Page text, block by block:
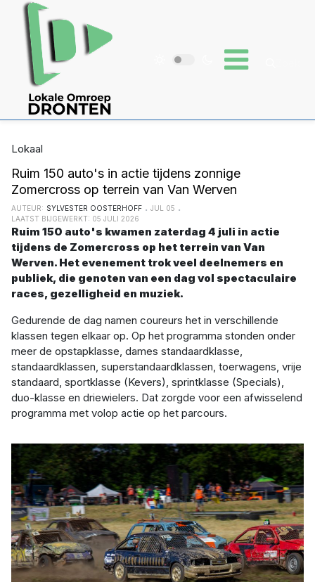
Lokaal
Ruim 150 auto's in actie tijdens zonnige
Zomercross op terrein van Van Werven
AUTEUR: SYLVESTER OOSTERHOFF
JUL 05
LAATST BIJGEWERKT: 05 JULI 2026
Ruim 150 auto's kwamen zaterdag 4 juli in actie
tijdens de Zomercross op het terrein van Van
Werven. Het evenement trok veel deelnemers en
publiek, die genoten van een dag vol spectaculaire
races, gezelligheid en muziek.
Gedurende de dag namen coureurs het in verschillende
klassen tegen elkaar op. Op het programma stonden onder
meer de opstapklasse, dames standaardklasse,
standaardklassen, superstandaardklassen, toerwagens, vrije
standaard, sportklasse (Kevers), sprintklasse (Specials),
duo-klasse en driewielers. Dat zorgde voor een afwisselend
programma met volop actie op het parcours.